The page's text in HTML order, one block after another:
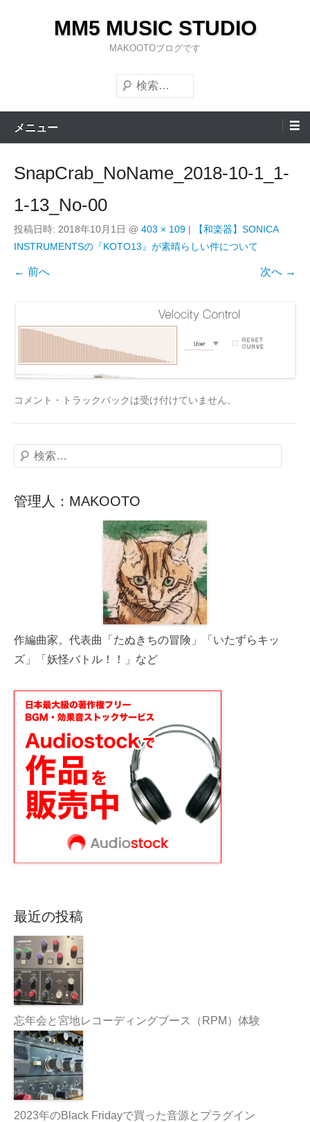
キ
MM5 MUSIC STUDIO
MAKOOTOブログです
検
索
メニュー
SnapCrab_NoName_2018-10-1_1-
1-13_No-00
投稿日時: 2018年10月1日 @ 403 × 109 |
【和楽器】SONICA
INSTRUMENTSの『KOTO13』が素晴らしい件について
← 前へ 次へ →
コメント・トラックバックは受け付けていません。
検
管理人：MAKOOTO
作編曲家。代表曲「たぬきちの冒険」「いたずらキッ
ズ」「妖怪バトル！！」など
最近の投稿
忘年会と宮地レコーディングブース（RPM）体験
2023年のBlack Fridayで買った音源とプラグイン